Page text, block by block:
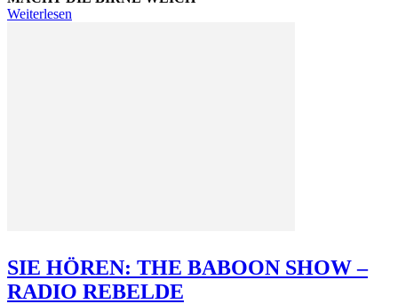
Weiterlesen
SIE HÖREN: THE BABOON SHOW –
RADIO REBELDE